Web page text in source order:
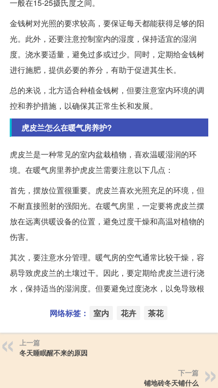
一般在15-25摄氏度之间。
金钱树对光照的要求较高，要保证每天都能获得足够的阳
光。此外，还要注意控制室内的湿度，保持适宜的湿润
度。浇水要适量，避免过多或过少。同时，定期给金钱树
进行施肥，提供必要的养分，有助于促进其生长。
总的来说，北方适合种植金钱树，但要注意室内环境的调
控和养护措施，以确保其正常生长和发展。
虎皮兰怎么在暖气房养护?
虎皮兰是一种常见的室内盆栽植物，喜欢温暖湿润的环
境。在暖气房里养护虎皮兰需要注意以下几点：
首先，摆放位置很重要。虎皮兰喜欢光照充足的环境，但
不耐直接照射的强阳光。在暖气房里，一定要将虎皮兰摆
放在远离供暖设备的位置，避免过度干燥和高温对植物的
伤害。
其次，要注意水分管理。暖气房的空气通常比较干燥，容
易导致虎皮兰的土壤过干。因此，要定期给虎皮兰进行浇
水，保持适当的湿润度。但要避免过度浇水，以免导致根
网络标签： 室内 花卉 茶花
上一篇
冬天睡眠醒不来的原因
下一篇
铺地砖冬天铺什么